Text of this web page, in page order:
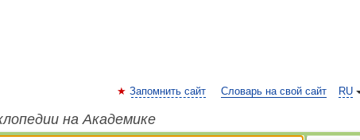
RU
Запомнить сайт Словарь на свой сайт
на Академике